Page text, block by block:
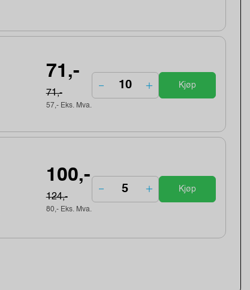
71,-
71,-
57,- Eks. Mva.
Kjøp
100,-
124,-
80,- Eks. Mva.
Kjøp